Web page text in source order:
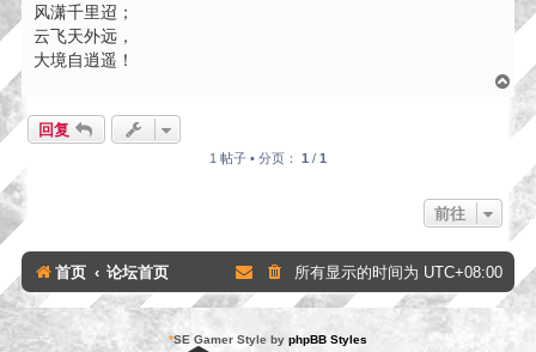
风潇千里迢；
云飞天外远，
大境自逍遥！
页
首
回复
1 帖子 • 分页： 1 / 1
前往
首页 论坛首页 所有显示的时间为 UTC+08:00
*SE Gamer Style by phpBB Styles